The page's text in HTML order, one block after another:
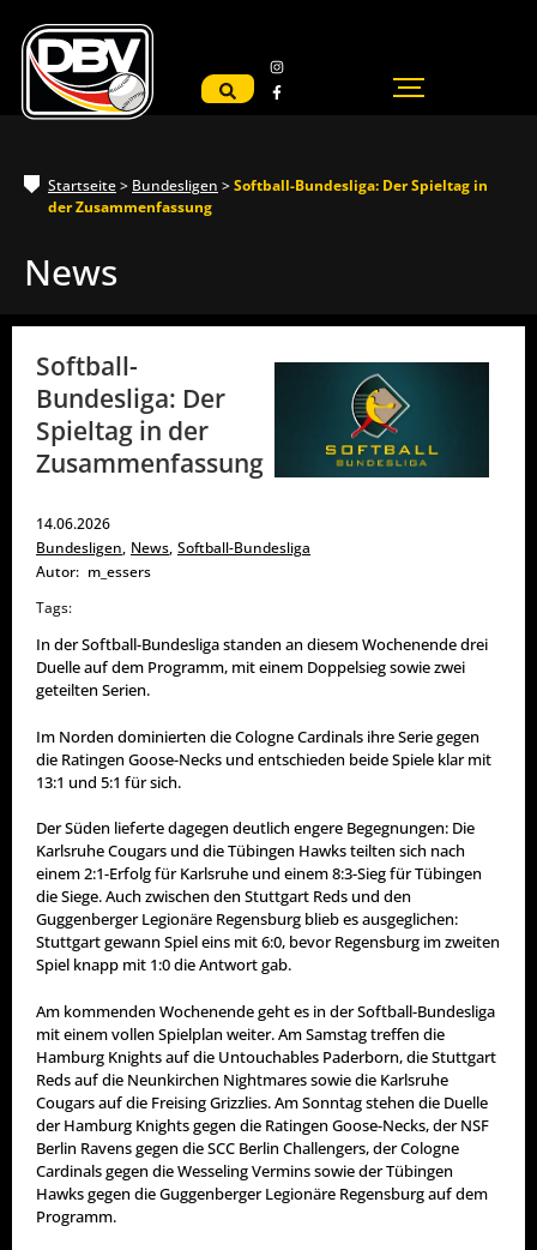
Startseite> Bundesligen >Softball-Bundesliga: Der Spieltag in
der Zusammenfassung
News
Softball-
Bundesliga: Der
Spieltag in der
Zusammenfassung
14.06.2026
Bundesligen, News, Softball-Bundesliga
Autor: m_essers
Tags:
In der Softball-Bundesliga standen an diesem Wochenende drei
Duelle auf dem Programm, mit einem Doppelsieg sowie zwei
geteilten Serien.
Im Norden dominierten die Cologne Cardinals ihre Serie gegen
die Ratingen Goose-Necks und entschieden beide Spiele klar mit
13:1 und 5:1 für sich.
Der Süden lieferte dagegen deutlich engere Begegnungen: Die
Karlsruhe Cougars und die Tübingen Hawks teilten sich nach
einem 2:1-Erfolg für Karlsruhe und einem 8:3-Sieg für Tübingen
die Siege. Auch zwischen den Stuttgart Reds und den
Guggenberger Legionäre Regensburg blieb es ausgeglichen:
Stuttgart gewann Spiel eins mit 6:0, bevor Regensburg im zweiten
Spiel knapp mit 1:0 die Antwort gab.
Am kommenden Wochenende geht es in der Softball-Bundesliga
mit einem vollen Spielplan weiter. Am Samstag treffen die
Hamburg Knights auf die Untouchables Paderborn, die Stuttgart
Reds auf die Neunkirchen Nightmares sowie die Karlsruhe
Cougars auf die Freising Grizzlies. Am Sonntag stehen die Duelle
der Hamburg Knights gegen die Ratingen Goose-Necks, der NSF
Berlin Ravens gegen die SCC Berlin Challengers, der Cologne
Cardinals gegen die Wesseling Vermins sowie der Tübingen
Hawks gegen die Guggenberger Legionäre Regensburg auf dem
Programm.